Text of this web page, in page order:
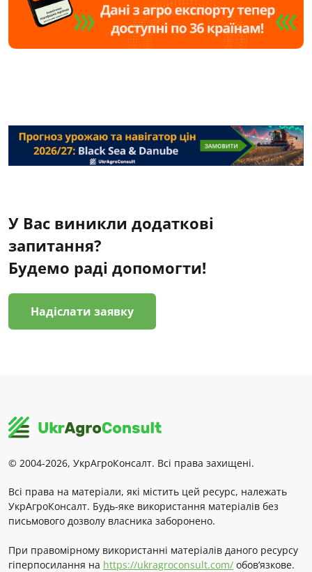
У Вас виникли додаткові
запитання?
Будемо раді допомогти!
Надіслати заявку
© 2004-2026, УкрАгроКонсалт. Всі права захищені.
Всі права на матеріали, які містить цей ресурс, належать
УкрАгроКонсалт. Будь-яке використання матеріалів без
письмового дозволу власника заборонено.
При правомірному використанні матеріалів даного ресурсу
гіперпосилання на https://ukragroconsult.com/ обов’язкове.